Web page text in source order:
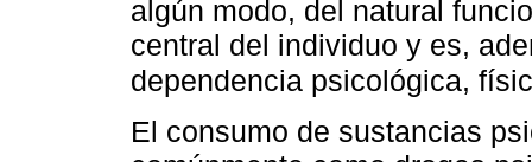
algún modo, del natural
central del individuo y es,
dependencia psicológica,
El consumo de sustancias